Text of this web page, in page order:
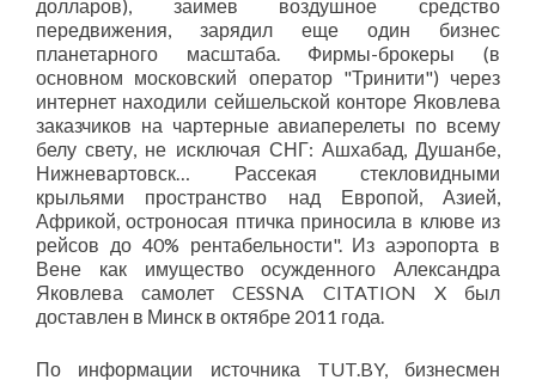
долларов), заимев воздушное средство
передвижения, зарядил еще один бизнес
планетарного масштаба. Фирмы-брокеры (в
основном московский оператор "Тринити") через
интернет находили сейшельской конторе Яковлева
заказчиков на чартерные авиаперелеты по всему
белу свету, не исключая СНГ: Ашхабад, Душанбе,
Нижневартовск… Рассекая стекловидными
крыльями пространство над Европой, Азией,
Африкой, остроносая птичка приносила в клюве из
рейсов до 40% рентабельности". Из аэропорта в
Вене как имущество осужденного Александра
Яковлева самолет CESSNA CITATION X был
доставлен в Минск в октябре 2011 года.
По информации источника TUT.BY, бизнесмен